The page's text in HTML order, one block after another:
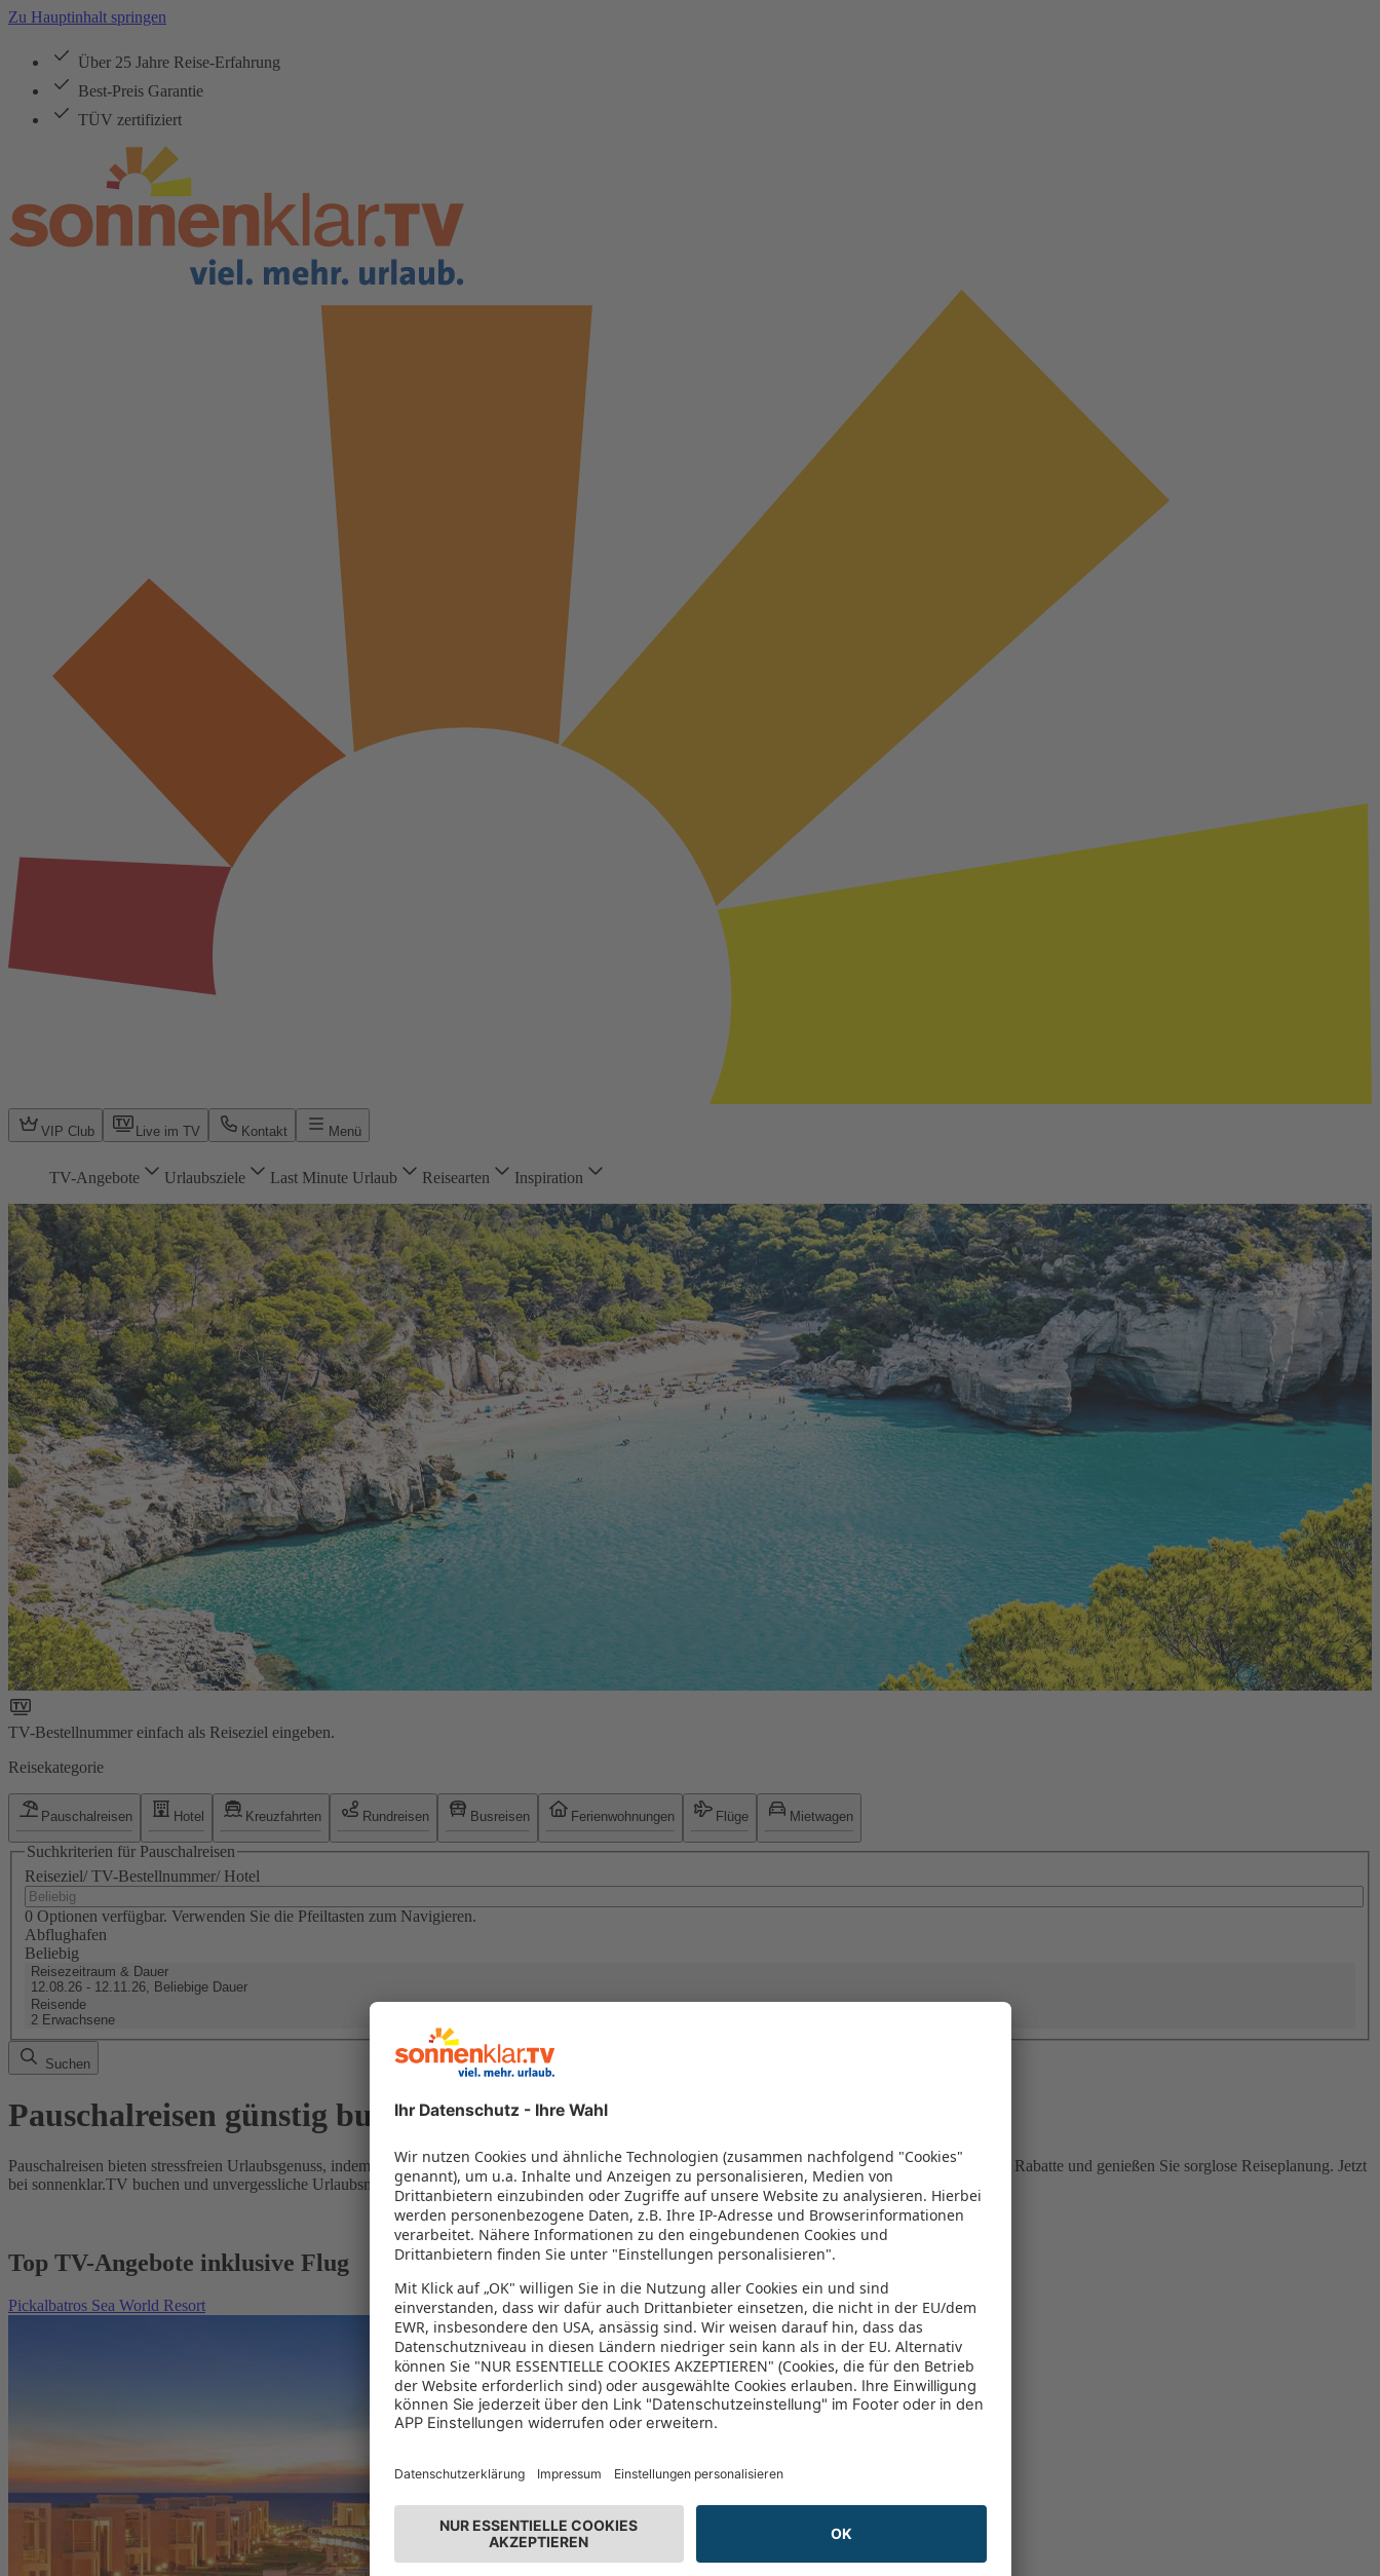
Zu Hauptinhalt springen
Über 25 Jahre Reise-Erfahrung
Best-Preis Garantie
TÜV zertifiziert
VIP Club Live im TV Kontakt Menü
TV-Angebote Urlaubsziele Last Minute Urlaub Reisearten Inspiration
TV-Bestellnummer einfach als Reiseziel eingeben.
Reisekategorie
Pauschalreisen Hotel Kreuzfahrten Rundreisen Busreisen Ferienwohnungen Flüge Mietwagen
Suchkriterien für Pauschalreisen
Reiseziel/ TV-Bestellnummer/ Hotel
0 Optionen verfügbar. Verwenden Sie die Pfeiltasten zum Navigieren.
Abflughafen
Beliebig
Reisezeitraum & Dauer
12.08.26 - 12.11.26, Beliebige Dauer
Reisende
2 Erwachsene
Suchen
Pauschalreisen günstig buchen
Pauschalreisen bieten stressfreien Urlaubsgenuss, indem Flug und Hotel in einem Paket kombiniert werden – das spart Zeit und Geld. Nutzen Sie attraktive Rabatte und genießen Sie sorglose Reiseplanung. Jetzt
bei sonnenklar.TV buchen und unvergessliche Urlaubsmomente erleben!
Top TV-Angebote inklusive Flug
Pickalbatros Sea World Resort